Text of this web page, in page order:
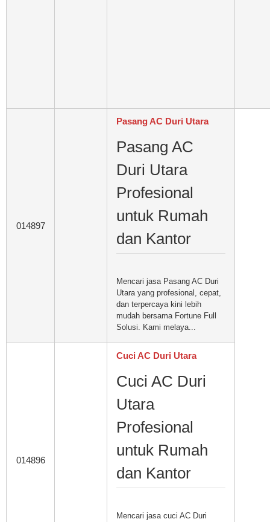
014897
Pasang AC Duri Utara
Pasang AC
Duri Utara
Profesional
untuk Rumah
dan Kantor
Mencari jasa Pasang AC Duri
Utara yang profesional, cepat,
dan terpercaya kini lebih
mudah bersama Fortune Full
Solusi. Kami melaya...
014896
Cuci AC Duri Utara
Cuci AC Duri
Utara
Profesional
untuk Rumah
dan Kantor
Mencari jasa cuci AC Duri